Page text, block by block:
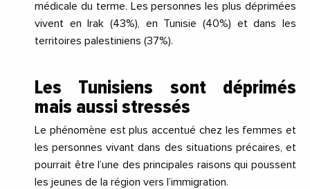
médicale du terme. Les personnes les plus déprimées
vivent en Irak (43%), en Tunisie (40%) et dans les
territoires palestiniens (37%).
Les Tunisiens sont déprimés
mais aussi stressés
Le phénomène est plus accentué chez les femmes et
les personnes vivant dans des situations précaires, et
pourrait être l’une des principales raisons qui poussent
les jeunes de la région vers l’immigration.